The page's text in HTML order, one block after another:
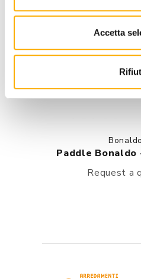
Accetta
Bonaldo
Paddle Bonaldo
Request a